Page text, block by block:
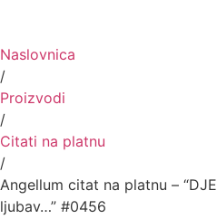
Naslovnica
/
Proizvodi
/
Citati na platnu
/
Angellum citat na platnu –
ljubav…” #0456